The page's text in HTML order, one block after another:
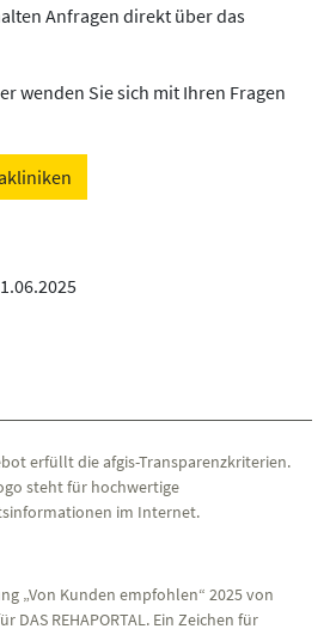
Anfragen direkt über das
wenden Sie sich mit Ihren Fragen
erfüllt die afgis-Transparenzkriterien.
steht für hochwertige
im Internet.
„Von Kunden empfohlen“ 2025 von
DAS REHAPORTAL. Ein Zeichen für